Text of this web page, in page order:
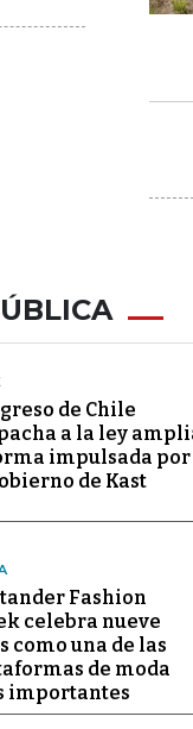
de Chile
a la ley
impulsada por
de Kast
Fashion
celebra nueve
como una de las
de moda
importantes